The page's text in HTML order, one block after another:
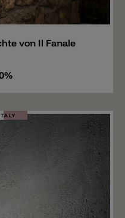
von Il Fanale